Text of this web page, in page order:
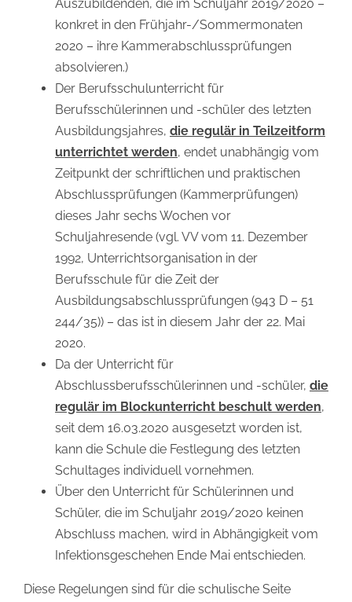
Auszubildenden, die im Schuljahr 2019/2020 –
konkret in den Frühjahr-/Sommermonaten
2020 – ihre Kammerabschlussprüfungen
absolvieren.)
Der Berufsschulunterricht für
Berufsschülerinnen und -schüler des letzten
Ausbildungsjahres, die regulär in Teilzeitform
unterrichtet werden, endet unabhängig vom
Zeitpunkt der schriftlichen und praktischen
Abschlussprüfungen (Kammerprüfungen)
dieses Jahr sechs Wochen vor
Schuljahresende (vgl. VV vom 11. Dezember
1992, Unterrichtsorganisation in der
Berufsschule für die Zeit der
Ausbildungsabschlussprüfungen (943 D – 51
244/35)) – das ist in diesem Jahr der 22. Mai
2020.
Da der Unterricht für
Abschlussberufsschülerinnen und -schüler, die
regulär im Blockunterricht beschult werden,
seit dem 16.03.2020 ausgesetzt worden ist,
kann die Schule die Festlegung des letzten
Schultages individuell vornehmen.
Über den Unterricht für Schülerinnen und
Schüler, die im Schuljahr 2019/2020 keinen
Abschluss machen, wird in Abhängigkeit vom
Infektionsgeschehen Ende Mai entschieden.
Diese Regelungen sind für die schulische Seite